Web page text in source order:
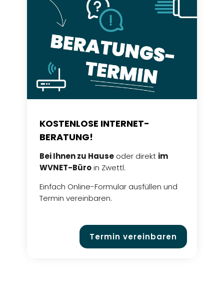
KOSTENLOSE INTERNET-
BERATUNG!
Bei Ihnen zu Hause oder direkt im
WVNET-Büroin Zwettl.
Einfach Online-Formular ausfüllen und
Termin vereinbaren.
Termin vereinbaren